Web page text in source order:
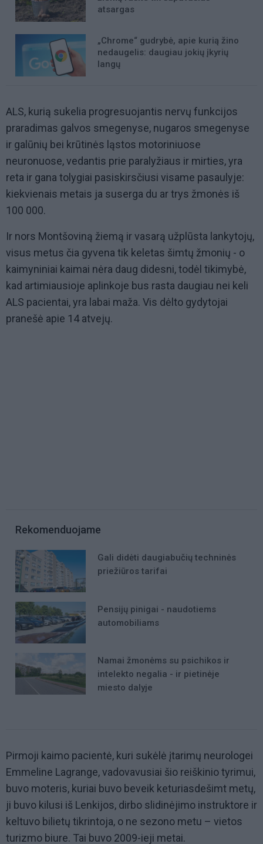
atsargas
„Chrome“ gudrybė, apie kurią žino
nedaugelis: daugiau jokių įkyrių
langų
ALS, kurią sukelia progresuojantis nervų funkcijos
praradimas galvos smegenyse, nugaros smegenyse
ir galūnių bei krūtinės ląstos motoriniuose
neuronuose, vedantis prie paralyžiaus ir mirties, yra
reta ir gana tolygiai pasiskirsčiusi visame pasaulyje:
kiekvienais metais ja suserga du ar trys žmonės iš
100 000.
Ir nors Montšoviną žiemą ir vasarą užplūsta lankytojų,
visus metus čia gyvena tik keletas šimtų žmonių - o
kaimyniniai kaimai nėra daug didesni, todėl tikimybė,
kad artimiausioje aplinkoje bus rasta daugiau nei keli
ALS pacientai, yra labai maža. Vis dėlto gydytojai
pranešė apie 14 atvejų.
Rekomenduojame
Gali didėti daugiabučių techninės
priežiūros tarifai
Pensijų pinigai - naudotiems
automobiliams
Namai žmonėms su psichikos ir
intelekto negalia - ir pietinėje
miesto dalyje
Pirmoji kaimo pacientė, kuri sukėlė įtarimų neurologei
Emmeline Lagrange, vadovavusiai šio reiškinio tyrimui,
buvo moteris, kuriai buvo beveik keturiasdešimt metų,
ji buvo kilusi iš Lenkijos, dirbo slidinėjimo instruktore ir
keltuvo bilietų tikrintoja, o ne sezono metu – vietos
turizmo biure. Tai buvo 2009-ieji metai.